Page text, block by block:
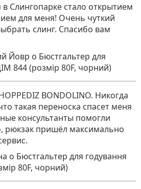
в Слингопарке стало открытием
для меня! Очень чуткий
слинг. Спасибо вам
Йовр о Бюстгальтер для
844 (розмір 80F, чорний)
BONDOLINO. Никогда
такая переноска спасет меня
консультанты помогли
рюкзак пришёл максимально
о Бюстгальтер для годування
80F, чорний)